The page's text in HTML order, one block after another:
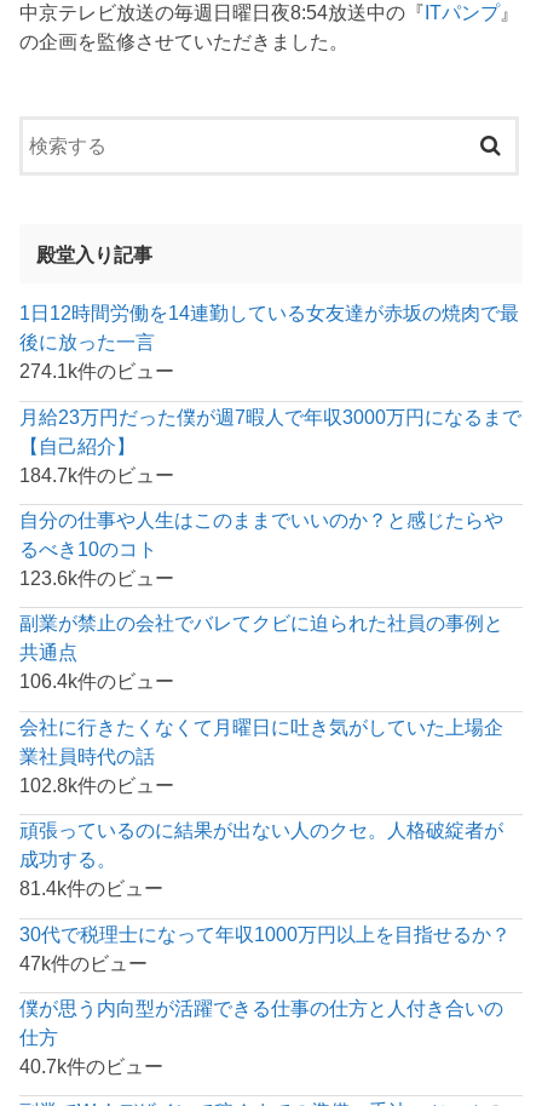
中京テレビ放送の毎週日曜日夜8:54放送中の『 ITパンプ』
の企画を監修させていただきました。
殿堂入り記事
1日12時間労働を14連勤している女友達が赤坂の焼肉で最
後に放った一言
274.1k件のビュー
月給23万円だった僕が週7暇人で年収3000万円になるまで
【自己紹介】
184.7k件のビュー
自分の仕事や人生はこのままでいいのか？と感じたらや
るべき10のコト
123.6k件のビュー
副業が禁止の会社でバレてクビに迫られた社員の事例と
共通点
106.4k件のビュー
会社に行きたくなくて月曜日に吐き気がしていた上場企
業社員時代の話
102.8k件のビュー
頑張っているのに結果が出ない人のクセ。人格破綻者が
成功する。
81.4k件のビュー
30代で税理士になって年収1000万円以上を目指せるか？
47k件のビュー
僕が思う内向型が活躍できる仕事の仕方と人付き合いの
仕方
40.7k件のビュー